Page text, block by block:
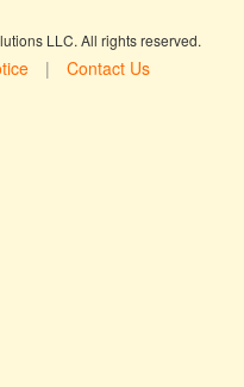
LLC. All rights reserved.
| Contact Us